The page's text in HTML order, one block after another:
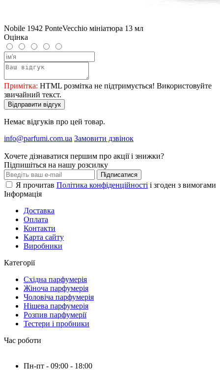
Nobile 1942 PonteVecchio мініатюра 13 мл
Оцінка
Примітка: HTML розмітка не підтримується! Використовуйте
звичайний текст.
Відправити відгук
Немає відгуків про цей товар.
info@parfumi.com.ua Замовити дзвінок
Хочете дізнаватися першим про акції і знижки?
Підпишіться на нашу розсилку
Підписатися
Я прочитав Політика конфіденційності і згоден з вимогами
Інформація
Доставка
Оплата
Контакти
Карта сайту
Виробники
Категорії
Східна парфумерія
Жіноча парфумерія
Чоловіча парфумерія
Нішева парфумерія
Розпив парфумерії
Тестери і пробники
Час роботи
Пн-пт - 09:00 - 18:00